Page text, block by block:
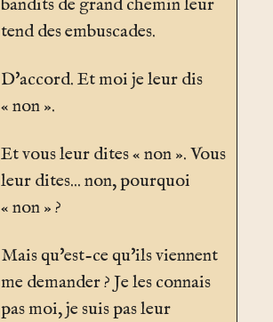
bandits de grand chemin leur
tend des embuscades.
D'accord. Et moi je leur dis
« non ».
Et vous leur dites « non ». Vous
leur dites... non, pourquoi
« non » ?
Mais qu'est-ce qu'ils viennent
me demander ? Je les connais
pas moi, je suis pas leur